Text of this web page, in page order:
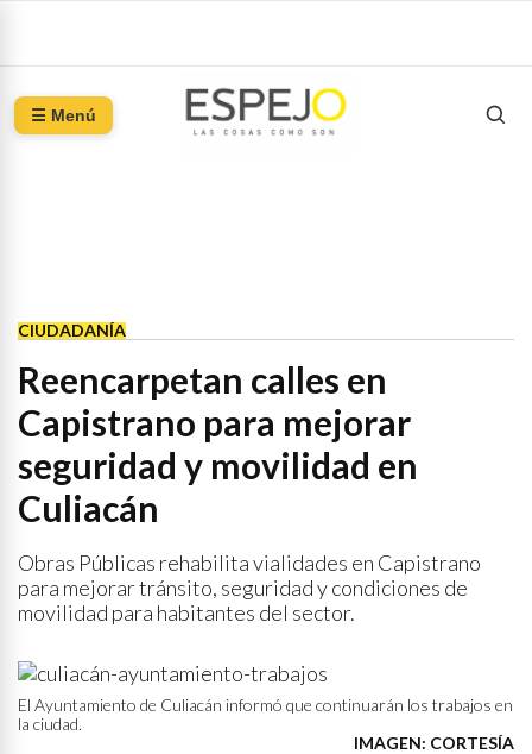
☰ Menú
CIUDADANÍA
Reencarpetan calles en
Capistrano para mejorar
seguridad y movilidad en
Culiacán
Obras Públicas rehabilita vialidades en Capistrano
para mejorar tránsito, seguridad y condiciones de
movilidad para habitantes del sector.
El Ayuntamiento de Culiacán informó que continuarán los trabajos en
la ciudad.
IMAGEN: CORTESÍA